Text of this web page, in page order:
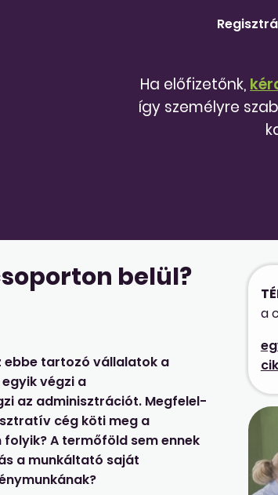
Ha előfizetőnk,
így személyre
belül?
ebbe tartozó vállalatok a
végzi a
az adminisztrációt. Megfelel-
cég köti meg a
A termőföld sem ennek
a munkáltató saját
a